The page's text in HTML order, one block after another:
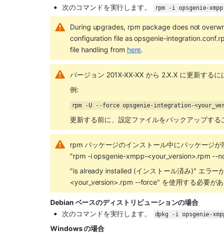
次のコマンドを実行します。
rpm -i opsgenie-
During upgrades, rpm package does not
configuration file as opsgenie-
file handling from here.
バージョン 201X-XX-XX から 2.X.X に更新する
例:
rpm -U --force opsgenie-integration-
更新する前に、設定ファイルをバックアップする
rpm パッケージのインストール中にパッケージ
"rpm -i opsgenie-xmpp-<your_version>.rpm --
"is already installed (インストール済み)" エラ
<your_version>.rpm --force" を使用する必要があ
Debian ベースのディストリビューションの場合
次のコマンドを実行します。
dpkg -i opsgenie-
Windows の場合